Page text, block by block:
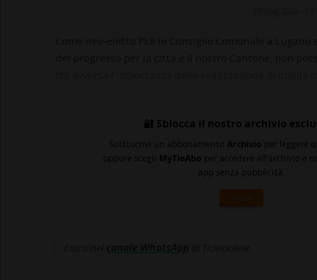
🔐 Sblocca il nostro archivio
Sottoscrivi un abbonamento Archivio per leggere
oppure scegli MyTioAbo per accedere all'archivio e
app senza pubblicità.
ACCEDI